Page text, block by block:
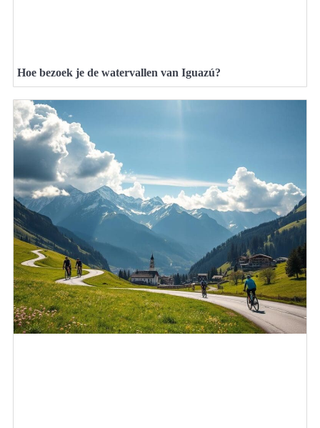
Hoe bezoek je de watervallen van Iguazú?